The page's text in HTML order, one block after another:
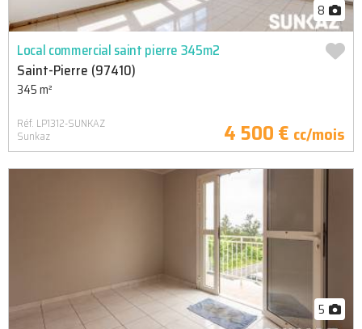
8
Local commercial saint pierre 345m2
Saint-Pierre (97410)
345 m²
Réf. LP1312-SUNKAZ
Sunkaz 4 500 € cc/mois
5